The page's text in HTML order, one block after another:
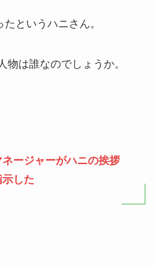
というハニさん。
物は誰なのでしょうか。
ージャーがハニの挨拶
した